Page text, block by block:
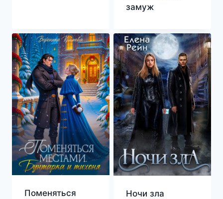
замуж
Поменяться
Ночи зла